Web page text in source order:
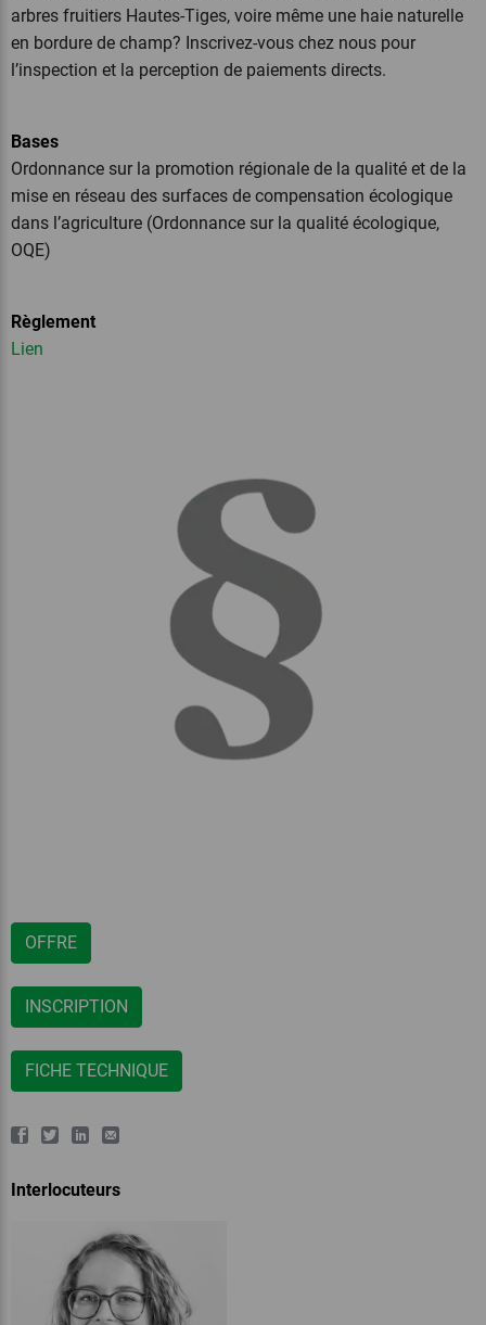
arbres fruitiers Hautes-Tiges, voire même une haie naturelle
en bordure de champ? Inscrivez-vous chez nous pour
l’inspection et la perception de paiements directs.
Bases
Ordonnance sur la promotion régionale de la qualité et de la
mise en réseau des surfaces de compensation écologique
dans l’agriculture (Ordonnance sur la qualité écologique,
OQE)
Règlement
Lien
OFFRE
INSCRIPTION
FICHE TECHNIQUE
Interlocuteurs